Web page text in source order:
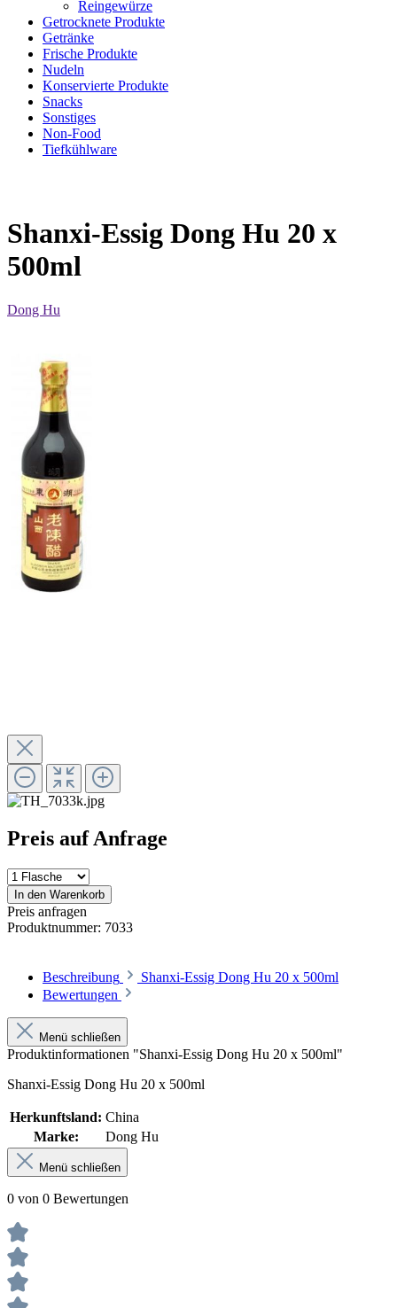
Reingewürze
Getrocknete Produkte
Getränke
Frische Produkte
Nudeln
Konservierte Produkte
Snacks
Sonstiges
Non-Food
Tiefkühlware
Shanxi-Essig Dong Hu 20 x
500ml
Dong Hu
Preis auf Anfrage
In den Warenkorb
Preis anfragen
Produktnummer: 7033
Beschreibung
Shanxi-Essig Dong Hu 20 x 500ml
Bewertungen
Menü schließen
Produktinformationen "Shanxi-Essig Dong Hu 20 x 500ml"
Shanxi-Essig Dong Hu 20 x 500ml
Herkunftsland: China
Marke:
Dong Hu
Menü schließen
0 von 0 Bewertungen